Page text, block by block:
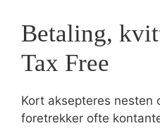
Betaling,
Tax Free
Kort aksepteres nesten
foretrekker ofte